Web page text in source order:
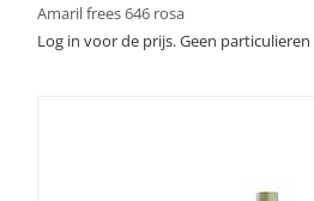
Amaril frees 646 rosa
Log in voor de prijs. Geen